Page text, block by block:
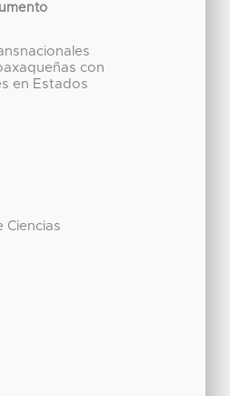
con
en Estados
Ciencias